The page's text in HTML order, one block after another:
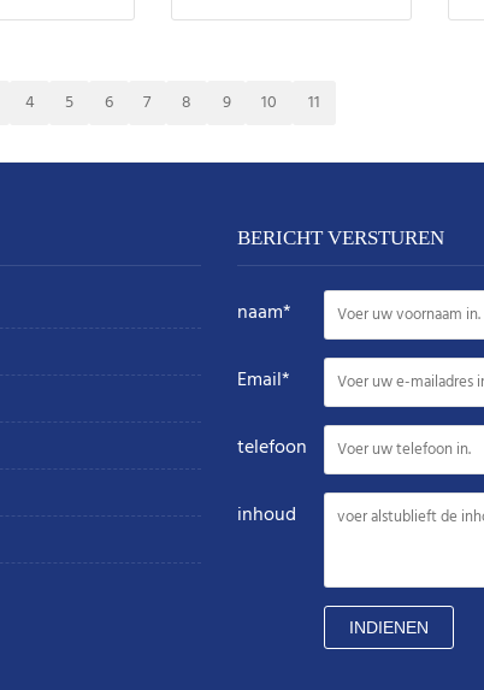
4 5 6 7 8 9 10 11
BERICHT VERSTUREN
naam*
Email*
telefoon
inhoud
INDIENEN